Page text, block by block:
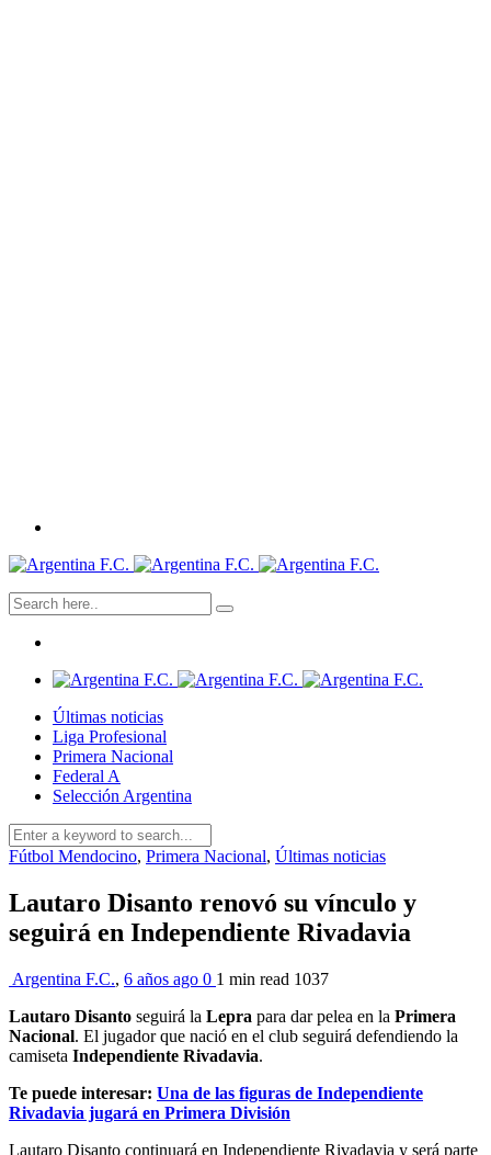
Últimas noticias
Liga Profesional
Primera Nacional
Federal A
Selección Argentina
Fútbol Mendocino, Primera Nacional, Últimas noticias
Lautaro Disanto renovó su vínculo y
seguirá en Independiente Rivadavia
Argentina F.C., 6 años ago 0 1 min read 1037
Lautaro Disanto seguirá la Lepra para dar pelea en la Primera
Nacional. El jugador que nació en el club seguirá defendiendo la
camiseta Independiente Rivadavia.
Te puede interesar: Una de las figuras de Independiente
Rivadavia jugará en Primera División
Lautaro Disanto continuará en Independiente Rivadavia y será parte